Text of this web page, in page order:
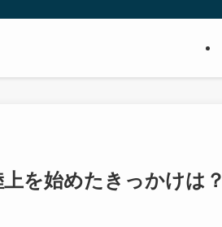
を始めたきっかけは？